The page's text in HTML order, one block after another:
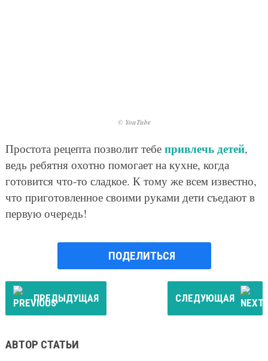
© YouTube
Простота рецепта позволит тебе привлечь детей,
ведь ребятня охотно помогает на кухне, когда
готовится что-то сладкое. К тому же всем известно,
что приготовленное своими руками дети съедают в
первую очередь!
ПОДЕЛИТЬСЯ
ПРЕДЫДУЩАЯ СЛЕДУЮЩАЯ
АВТОР СТАТЬИ